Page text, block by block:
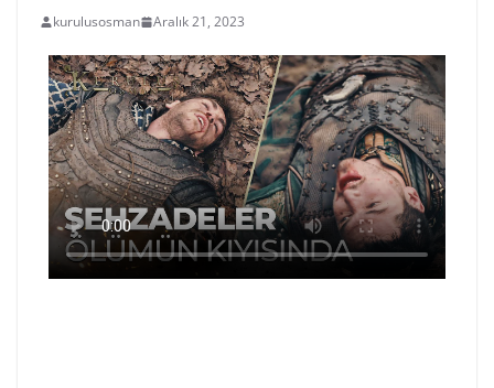
kurulusosman Aralık 21, 2023